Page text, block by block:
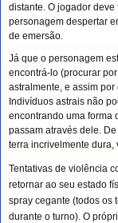
distante. O jogador
personagem despertar
de emersão.
Já que o personagem
encontrá-lo (procurar
astralmente, e assim
Indivíduos astrais não
encontrando uma forma
passam através dele.
terra incrivelmente dura,
Tentativas de violência
retornar ao seu estado
spray cegante (todos os
durante o turno). O